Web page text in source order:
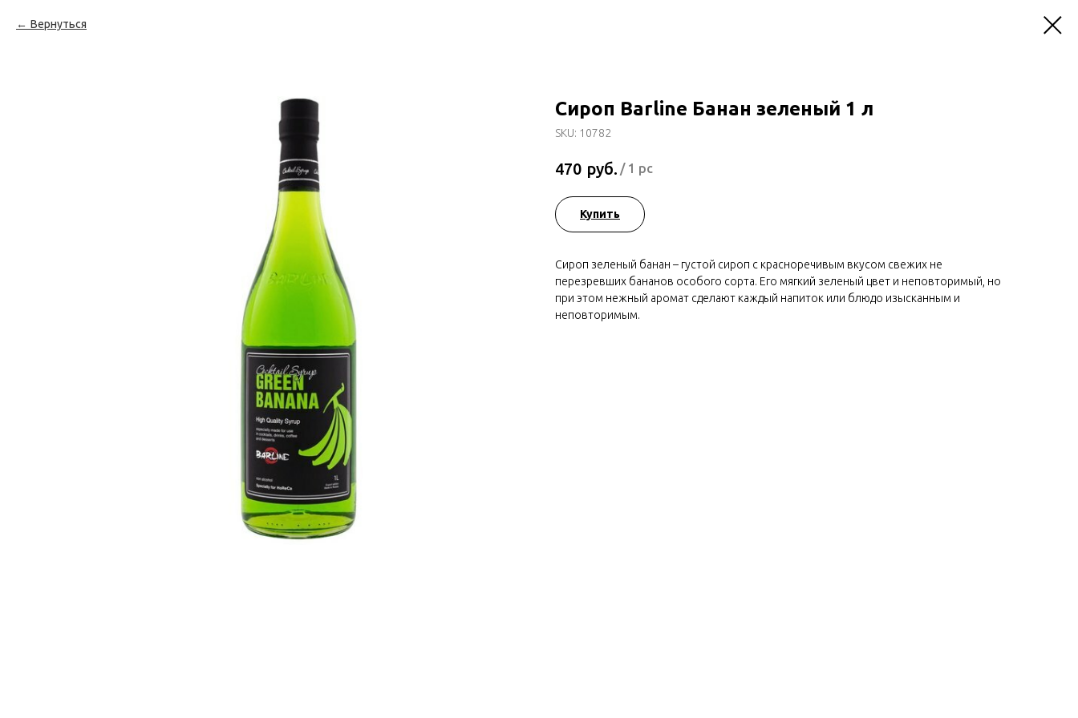
Вернуться
Сироп Barline Банан зеленый 1 л
SKU: 10782
470 руб. / 1 pc
Купить
Сироп зеленый банан – густой сироп с красноречивым вкусом свежих не
перезревших бананов особого сорта. Его мягкий зеленый цвет и неповторимый, но
при этом нежный аромат сделают каждый напиток или блюдо изысканным и
неповторимым.